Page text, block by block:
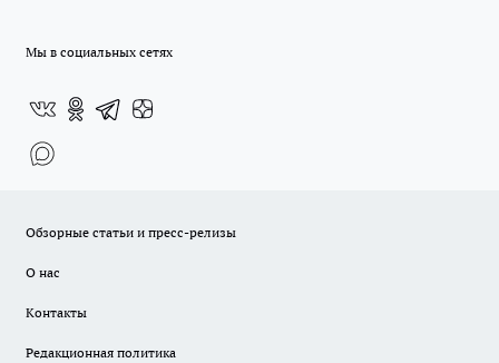
Мы в социальных сетях
Обзорные статьи и пресс-релизы
О нас
Контакты
Редакционная политика